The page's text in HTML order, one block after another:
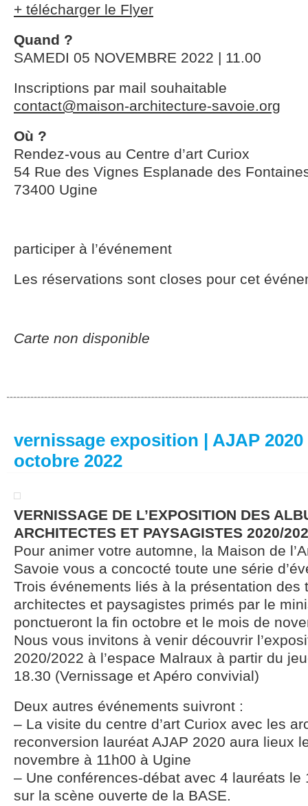
+ télécharger le Flyer
Quand ?
SAMEDI 05 NOVEMBRE 2022 | 11.00
Inscriptions par mail souhaitable
contact@maison-architecture-savoie.org
Où ?
Rendez-vous au Centre d’art Curiox
54 Rue des Vignes Esplanade des
73400 Ugine
participer à l’événement
Les réservations sont closes pour cet
Carte non disponible
vernissage exposition | AJAP 2020
octobre 2022
VERNISSAGE DE L’EXPOSITION DES
ARCHITECTES ET PAYSAGISTES 2020/
Pour animer votre automne, la Maison de
Savoie vous a concocté toute une série
Trois événements liés à la présentation des
architectes et paysagistes primés par le
ponctueront la fin octobre et le mois de
Nous vous invitons à venir découvrir
2020/2022 à l’espace Malraux à partir du
18.30 (Vernissage et Apéro convivial)
Deux autres événements suivront :
– La visite du centre d’art Curiox avec les
reconversion lauréat AJAP 2020 aura lieux
novembre à 11h00 à Ugine
– Une conférences-débat avec 4 lauréats le
sur la scène ouverte de la BASE.